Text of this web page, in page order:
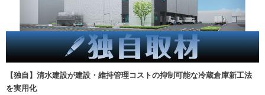
【独自】清水建設が建設・維持管理コストの抑制可能な冷蔵倉庫新工法
を実用化